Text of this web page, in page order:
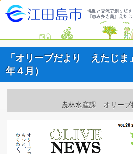
「オリーブだより えたじま
年４月）
農林水産課 オリーブ